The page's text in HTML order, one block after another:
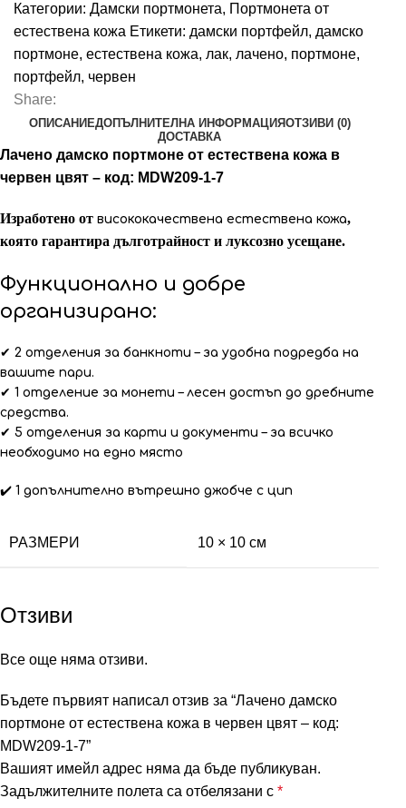
Категории: Дамски портмонета, Портмонета от
естествена кожа Етикети: дамски портфейл, дамско
портмоне, естествена кожа, лак, лачено, портмоне,
портфейл, червен
Share:
ОПИСАНИЕДОПЪЛНИТЕЛНА ИНФОРМАЦИЯОТЗИВИ (0)
ДОСТАВКА
Лачено дамско портмоне от естествена кожа в
червен цвят – код: MDW209-1-7
Изработено от висококачествена естествена кожа,
която гарантира дълготрайност и луксозно усещане.
Функционално и добре
организирано:
✔ 2 отделения за банкноти – за удобна подредба на
вашите пари.
✔ 1 отделение за монети – лесен достъп до дребните
средства.
✔ 5 отделения за карти и документи – за всичко
необходимо на едно място
✔️ 1 допълнително вътрешно джобче с цип
РАЗМЕРИ 10 × 10 см
Отзиви
Все още няма отзиви.
Бъдете първият написал отзив за “Лачено дамско
портмоне от естествена кожа в червен цвят – код:
MDW209-1-7”
Вашият имейл адрес няма да бъде публикуван.
Задължителните полета са отбелязани с*